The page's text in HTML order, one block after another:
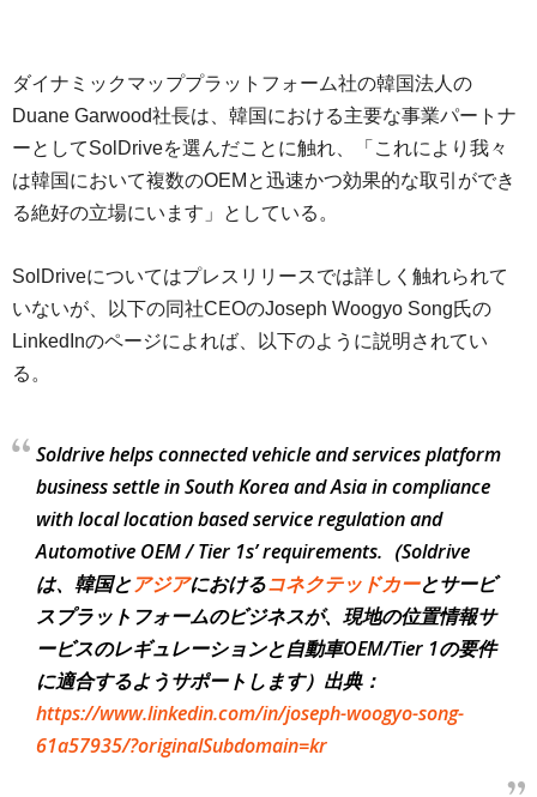
ダイナミックマッププラットフォーム社の韓国法人の
Duane Garwood社長は、韓国における主要な事業パートナ
ーとしてSolDriveを選んだことに触れ、「これにより我々
は韓国において複数のOEMと迅速かつ効果的な取引ができ
る絶好の立場にいます」としている。
SolDriveについてはプレスリリースでは詳しく触れられて
いないが、以下の同社CEOのJoseph Woogyo Song氏の
LinkedInのページによれば、以下のように説明されてい
る。
Soldrive helps connected vehicle and services platform
business settle in South Korea and Asia in compliance
with local location based service regulation and
Automotive OEM / Tier 1s’ requirements.（Soldrive
は、韓国とアジアにおけるコネクテッドカーとサービ
スプラットフォームのビジネスが、現地の位置情報サ
ービスのレギュレーションと自動車OEM/Tier 1の要件
に適合するようサポートします）出典：
https://www.linkedin.com/in/joseph-woogyo-song-
61a57935/?originalSubdomain=kr